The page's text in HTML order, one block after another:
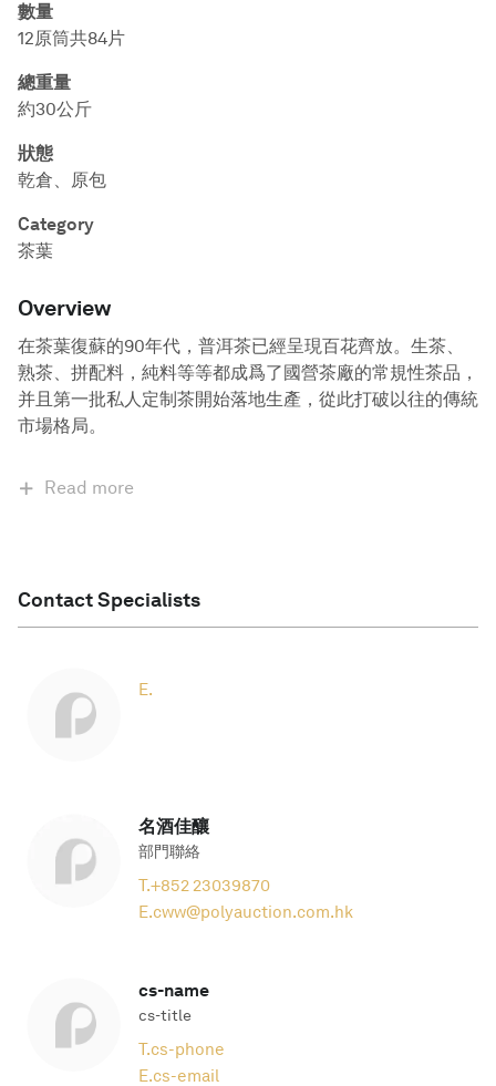
數量
12原筒共84片
總重量
約30公斤
狀態
乾倉、原包
Category
茶葉
Overview
在茶葉復蘇的90年代，普洱茶已經呈現百花齊放。生茶、
熟茶、拼配料，純料等等都成爲了國營茶廠的常規性茶品，
并且第一批私人定制茶開始落地生產，從此打破以往的傳統
市場格局。
Read more
Contact Specialists
E.
名酒佳釀
部門聯絡
T.+852 23039870
E.cww@polyauction.com.hk
cs-name
cs-title
T.cs-phone
E.cs-email